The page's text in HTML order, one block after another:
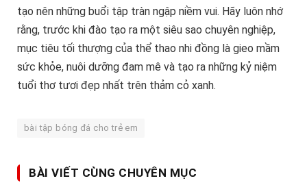
tạo nên những buổi tập tràn ngập niềm vui. Hãy luôn nhớ
rằng, trước khi đào tạo ra một siêu sao chuyên nghiệp,
mục tiêu tối thượng của thể thao nhi đồng là gieo mầm
sức khỏe, nuôi dưỡng đam mê và tạo ra những kỷ niệm
tuổi thơ tươi đẹp nhất trên thảm cỏ xanh.
bài tập bóng đá cho trẻ em
BÀI VIẾT CÙNG CHUYÊN MỤC